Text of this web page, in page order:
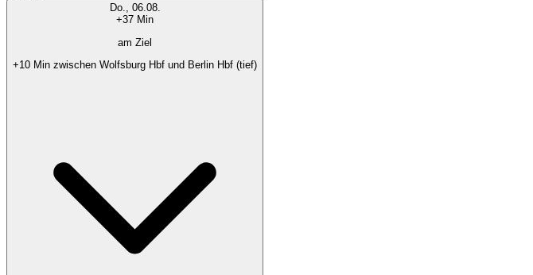
Do., 06.08.
+37 Min
am Ziel
+10 Min zwischen Wolfsburg Hbf und Berlin Hbf (tief)